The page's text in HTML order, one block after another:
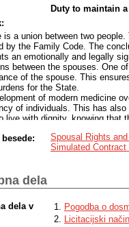
Duty to maintain
is a union between two
by the Family Code. The
an emotionally and legally
between the spouses. One
of the spouse. This
for the State.
of modern medicine
of individuals. This has
live with dignity, knowing that
for the existence of a
between spouses. In
on the right to alimony.
with an emphasis on the
of whether spouses can
Spousal Rights
Simulated
dela
dela v
Pogodba o
Licitacijski